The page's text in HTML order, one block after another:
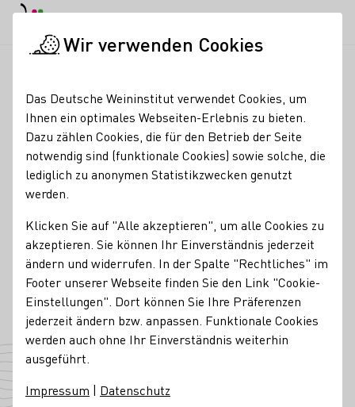
Weingut Eugen Volz &
Sohn
Kontakt
Weingut Eugen Volz & Sohn
76879 Essingen Dalbergstr. 19 Pfalz Deutschland
Telefonnummer
Zur Website
Angebaute Rebsorten
Wir verwenden Cookies
Das Deutsche Weininstitut verwendet Cookies, um
Ihnen ein optimales Webseiten-Erlebnis zu bieten.
Dazu zählen Cookies, die für den Betrieb der Seite
notwendig sind (funktionale Cookies) sowie solche, die
lediglich zu anonymen Statistikzwecken genutzt
werden.
Klicken Sie auf "Alle akzeptieren", um alle Cookies zu
akzeptieren. Sie können Ihr Einverständnis jederzeit
ändern und widerrufen. In der Spalte "Rechtliches" im
Footer unserer Webseite finden Sie den Link "Cookie-
Einstellungen". Dort können Sie Ihre Präferenzen
jederzeit ändern bzw. anpassen. Funktionale Cookies
werden auch ohne Ihr Einverständnis weiterhin
ausgeführt.
Impressum | Datenschutz